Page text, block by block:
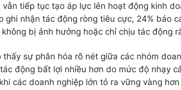
vẫn tiếp tục tạo áp lực lên hoạt động kinh
ghi nhận tác động ròng tiêu cực, 24% báo
bị ảnh hưởng hoặc chỉ chịu tác động
thấy sự phân hóa rõ nét giữa các nhóm
động bất lợi nhiều hơn do mức độ nhạy
các doanh nghiệp lớn tỏ ra vững vàng